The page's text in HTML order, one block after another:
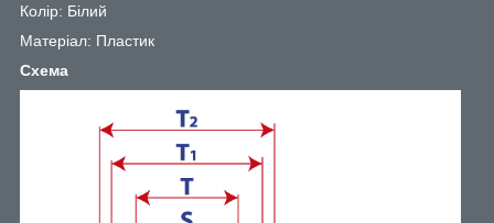
Колір: Білий
Матеріал: Пластик
Схема